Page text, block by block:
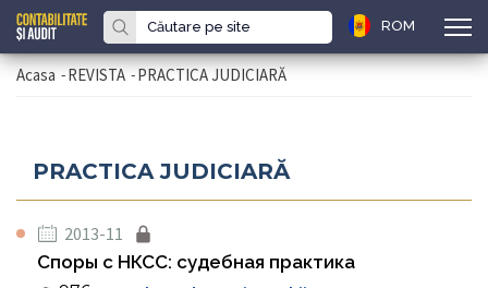
ROM
Acasa -REVISTA -PRACTICA JUDICIARĂ
PRACTICA JUDICIARĂ
2013-11
Споры с НКСС: судебная практика